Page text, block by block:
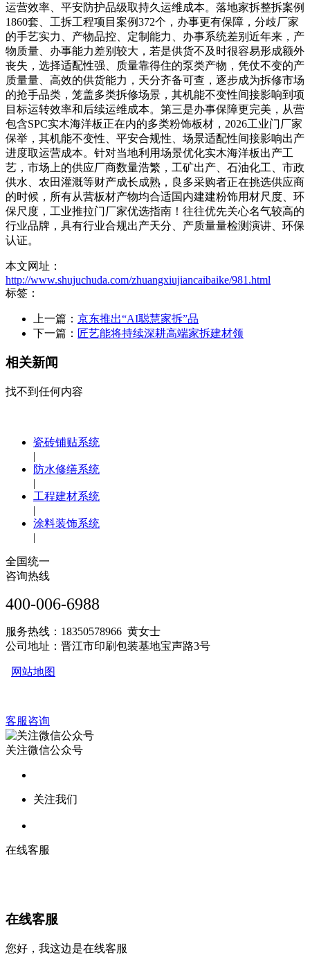
运营效率、平安防护品级取持久运维成本。落地家拆整拆案例
1860套、工拆工程项目案例372个，办事更有保障，分歧厂家
的手艺实力、产物品控、定制能力、办事系统差别近年来，产
物质量、办事能力差别较大，若是供货不及时很容易形成额外
丧失，选择适配性强、质量靠得住的泵类产物，凭仗不变的产
质量量、高效的供货能力，天分齐备可查，逐步成为拆修市场
的抢手品类，笼盖多类拆修场景，其机能不变性间接影响到项
目标运转效率和后续运维成本。第三是办事保障更完美，从营
包含SPC实木海洋板正在内的多类粉饰板材，2026工业门厂家
保举，其机能不变性、平安合规性、场景适配性间接影响出产
进度取运营成本。针对当地利用场景优化实木海洋板出产工
艺，市场上的供应厂商数量浩繁，工矿出产、石油化工、市政
供水、农田灌溉等财产成长成熟，良多采购者正在挑选供应商
的时候，所有从营板材产物均合适国内建建粉饰用材尺度、环
保尺度，工业推拉门厂家优选指南！往往优先关心名气较高的
行业品牌，具有行业合规出产天分、产质量量检测演讲、环保
认证。
本文网址：
http://www.shujuchuda.com/zhuangxiujiancaibaike/981.html
标签：
上一篇： 京东推出“AI聪慧家拆”品
下一篇： 匠艺能将持续深耕高端家拆建材领
相关新闻
找不到任何内容
瓷砖铺贴系统
|
防水修缮系统
|
工程建材系统
|
涂料装饰系统
|
全国统一
咨询热线
400-006-6988
服务热线：18350578966 黄女士
公司地址：晋江市印刷包装基地宝声路3号
网站地图
客服咨询
关注微信公众号
关注我们
在线客服
在线客服
您好，我这边是在线客服